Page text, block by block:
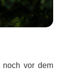
vor dem